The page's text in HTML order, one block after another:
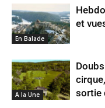
En Balade
et
A la Une
sortie